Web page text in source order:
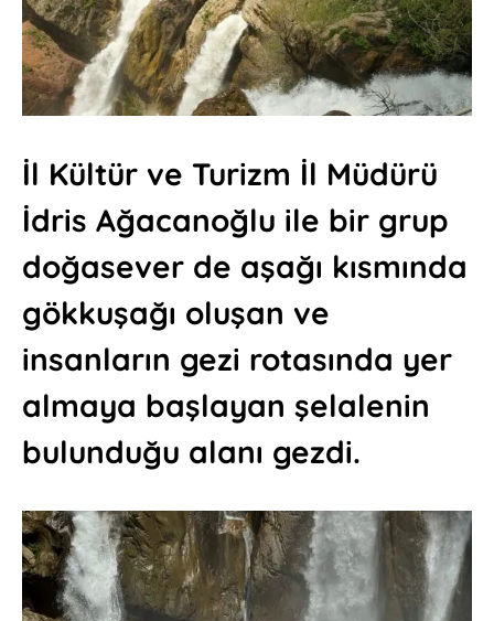
İl Kültür ve Turizm İl Müdürü
İdris Ağacanoğlu ile bir grup
doğasever de aşağı kısmında
gökkuşağı oluşan ve
insanların gezi rotasında yer
almaya başlayan şelalenin
bulunduğu alanı gezdi.